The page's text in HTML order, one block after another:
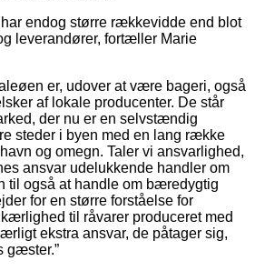
endog større række­vidde end blot
leverandører, fortæller Marie
er, udover at være bageri, også
af lokale producenter. De står
der nu er en selvstændig
steder i byen med en lang række
og omegn. Taler vi ansvarlighed,
ansvar udelukkende handler om
til også at handle om bæredygtig
for en større forståelse for
til råvarer produceret med
ekstra ansvar, de påtager sig,
gæster.”